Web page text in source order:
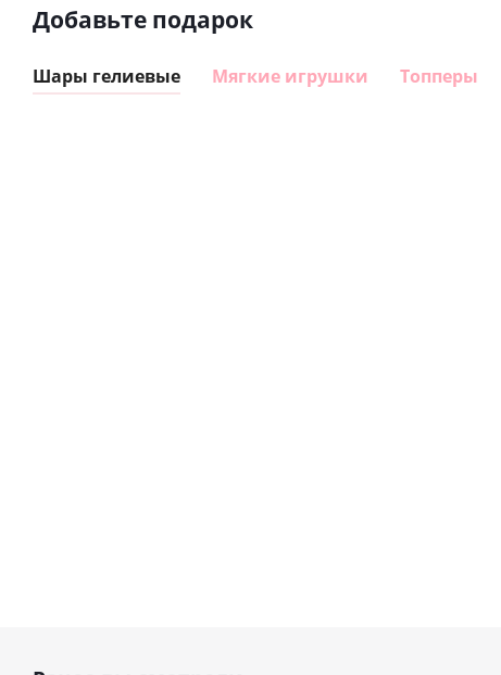
Добавьте подарок
Шары гелиевые Мягкие игрушки Топперы